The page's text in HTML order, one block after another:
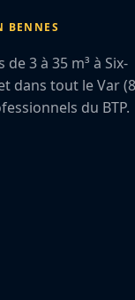
BENNES
3 à 35 m³ à Six-
dans tout le Var
du BTP.